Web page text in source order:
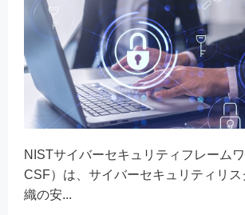
NISTサイバーセキュリティフレーム
CSF）は、サイバーセキュリティリス
織の安...